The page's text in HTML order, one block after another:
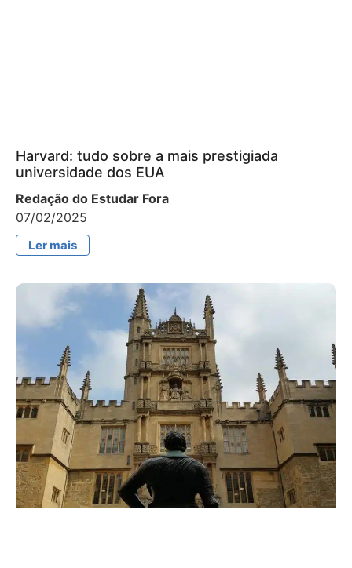
Harvard: tudo sobre a mais prestigiada
universidade dos EUA
Redação do Estudar Fora
07/02/2025
Ler mais